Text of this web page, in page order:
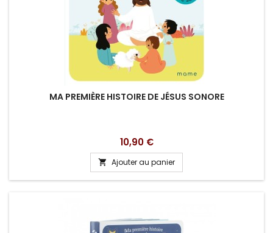
MA PREMIÈRE HISTOIRE DE JÉSUS SONORE
Prix
10,90 €
 Ajouter au panier